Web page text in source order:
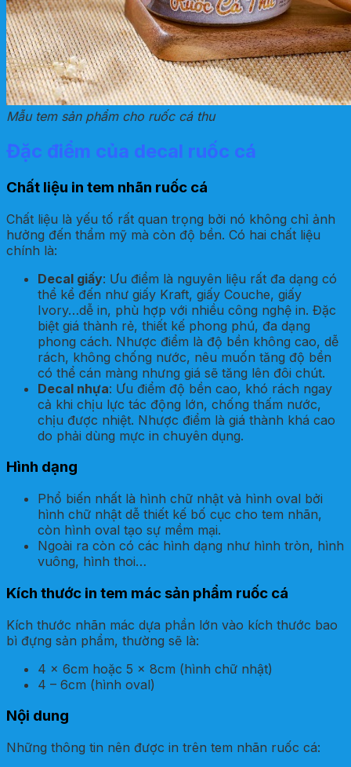
Mẫu tem sản phẩm cho ruốc cá thu
Đặc điểm của decal ruốc cá
Chất liệu in tem nhãn ruốc cá
Chất liệu là yếu tố rất quan trọng bởi nó không chỉ ảnh
hưởng đến thẩm mỹ mà còn độ bền. Có hai chất liệu
chính là:
Decal giấy: Ưu điểm là nguyên liệu rất đa dạng có
thể kể đến như giấy Kraft, giấy Couche, giấy
Ivory…dễ in, phù hợp với nhiều công nghệ in. Đặc
biệt giá thành rẻ, thiết kế phong phú, đa dạng
phong cách. Nhược điểm là độ bền không cao, dễ
rách, không chống nước, nêu muốn tăng độ bền
có thể cán màng nhưng giá sẽ tăng lên đôi chút.
Decal nhựa: Ưu điểm độ bền cao, khó rách ngay
cả khi chịu lực tác động lớn, chống thấm nước,
chịu được nhiệt. Nhược điểm là giá thành khá cao
do phải dùng mực in chuyên dụng.
Hình dạng
Phổ biến nhất là hình chữ nhật và hình oval bởi
hình chữ nhật dễ thiết kế bố cục cho tem nhãn,
còn hình oval tạo sự mềm mại.
Ngoài ra còn có các hình dạng như hình tròn, hình
vuông, hình thoi…
Kích thước in tem mác sản phẩm ruốc cá
Kích thước nhãn mác dựa phần lớn vào kích thước bao
bì đựng sản phẩm, thường sẽ là:
4 x 6cm hoặc 5 x 8cm (hình chữ nhật)
4 – 6cm (hình oval)
Nội dung
Những thông tin nên được in trên tem nhãn ruốc cá: